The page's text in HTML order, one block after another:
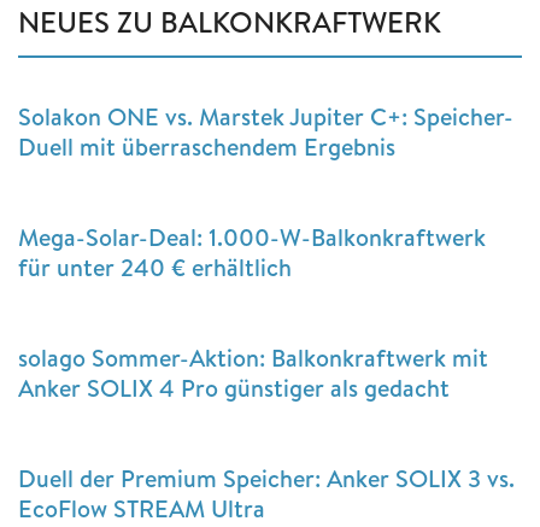
NEUES ZU BALKONKRAFTWERK
Solakon ONE vs. Marstek Jupiter C+: Speicher-
Duell mit überraschendem Ergebnis
Mega-Solar-Deal: 1.000-W-Balkonkraftwerk
für unter 240 € erhältlich
solago Sommer-Aktion: Balkonkraftwerk mit
Anker SOLIX 4 Pro günstiger als gedacht
Duell der Premium Speicher: Anker SOLIX 3 vs.
EcoFlow STREAM Ultra